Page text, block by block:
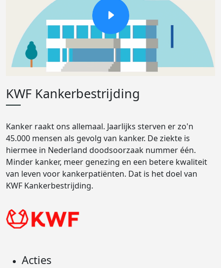
KWF Kankerbestrijding
Kanker raakt ons allemaal. Jaarlijks sterven er zo'n
45.000 mensen als gevolg van kanker. De ziekte is
hiermee in Nederland doodsoorzaak nummer één.
Minder kanker, meer genezing en een betere kwaliteit
van leven voor kankerpatiënten. Dat is het doel van
KWF Kankerbestrijding.
Acties